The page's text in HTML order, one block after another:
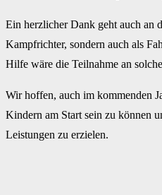
Ein herzlicher Dank geht auch an
Kampfrichter, sondern auch als
Hilfe wäre die Teilnahme an
Wir hoffen, auch im kommenden
Kindern am Start sein zu können
Leistungen zu erzielen.